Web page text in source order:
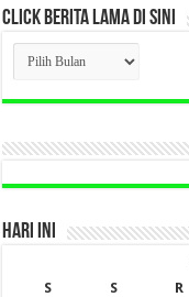
CLICK BERITA LAMA DI SINI
CLICK
BERITA
LAMA
DI
HARI INI
S
S R